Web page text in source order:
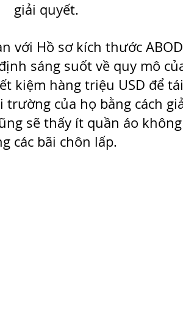
giải quyết.
với Hồ sơ kích thước
sáng suốt về quy mô
kiệm hàng triệu USD để
của họ bằng cách
sẽ thấy ít quần áo
các bãi chôn lấp.